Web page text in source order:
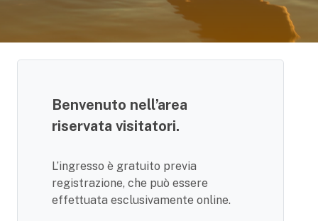
Benvenuto nell’area
riservata visitatori.
L’ingresso è gratuito previa
registrazione, che può essere
effettuata esclusivamente online.